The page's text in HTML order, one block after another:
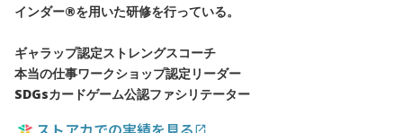
インダー®を用いた研修を行っている。
ギャラップ認定ストレングスコーチ
本当の仕事ワークショップ認定リーダー
SDGsカードゲーム公認ファシリテーター
open_in_new